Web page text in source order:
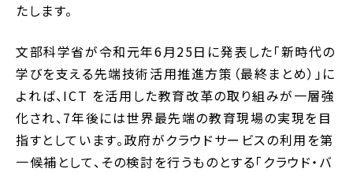
たします。
文部科学省が令和元年6月25日に発表した「新時代の
学びを支える先端技術活用推進方策（最終まとめ）」に
よれば、ICT を活用した教育改革の取り組みが一層強
化され、7年後には世界最先端の教育現場の実現を目
指すとしています。政府がクラウドサービスの利用を第
一候補として、その検討を行うものとする「クラウド・バ